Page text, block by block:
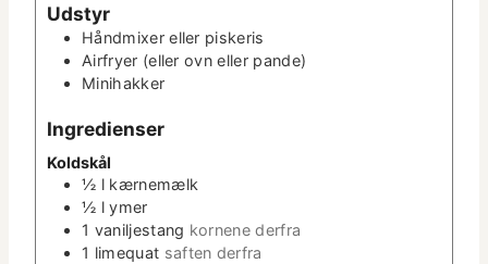
r
­
t
Udstyr
Hånd­mix­er eller piskeris
Air­fry­er (eller ovn eller pande)
Mini­hakker
Ingre­di­enser
Kold­skål
½ l kærnemælk
½ l ymer
1 vanil­jes­tang kornene der­fra
1 lime­quat saften der­fra